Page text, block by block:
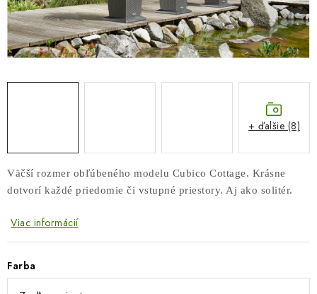
O nás Obchodné podmienky Poštovné
Veľkoobchod
Ochrana osobných údajov
Kontakt
Napíšte nám
Väčší rozmer obľúbeného modelu Cubico Cottage. Krásne
dotvorí každé priedomie či vstupné priestory. Aj ako solitér.
Viac informácií
Farba
+ ďalšie (8)